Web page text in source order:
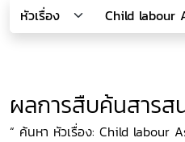
ผลการสืบค้นสารส
“ ค้นหา หัวเรื่อง: Child labour